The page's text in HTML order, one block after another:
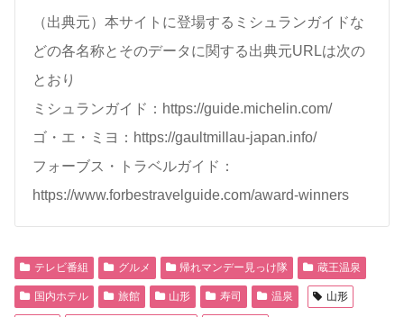
（出典元）本サイトに登場するミシュランガイドな
どの各名称とそのデータに関する出典元URLは次の
とおり
ミシュランガイド：https://guide.michelin.com/
ゴ・エ・ミヨ：https://gaultmillau-japan.info/
フォーブス・トラベルガイド：
https://www.forbestravelguide.com/award-winners
テレビ番組 グルメ 帰れマンデー見っけ隊 蔵王温泉
国内ホテル 旅館 山形 寿司 温泉 山形